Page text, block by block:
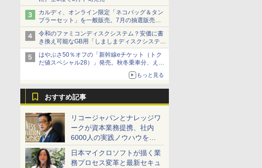
カルディ、オンライン限定「ネコバッグ＆タン
ブラーセット」を一般販売。7月の抽選販売の
当選無効分
令和のファミコンディスクシステム？安価に書
き換え可能なGB用「しましまディスクシステ
ム」
はやぶさ50％オフの「新幹線eチケット（トク
だ値スペシャル28）」発売。秋冬乗車分、えき
もっと見る
おすすめ記事
リコージャパンとナレッジワ
ークが資本業務提携、社内
6000人の実践ノウハウを生
かした「AI商談記録 for
RICOH」を展開へ
日本マイクロソフトが描く業
務プロセス変革と最新セキュ